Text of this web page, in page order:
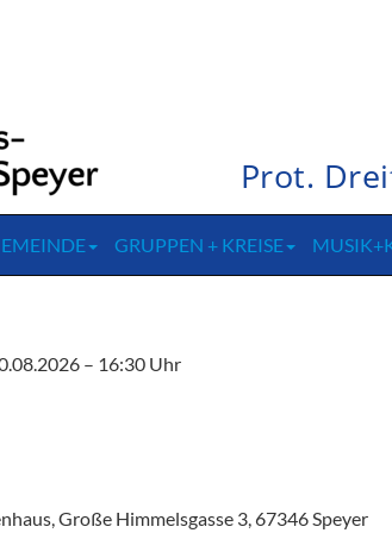
Prot.
GRUPPEN + KREISE
– 16:30 Uhr
Große Himmelsgasse 3, 67346 Speyer